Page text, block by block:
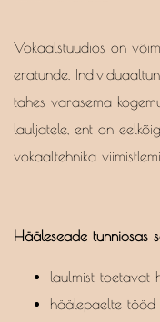
Vokaalstuudios on
eratunde.
tahes varasema
lauljatele, ent on
vokaaltehnika
Hääleseade tunniosas
laulmist toetavat
häälepaelte tööd